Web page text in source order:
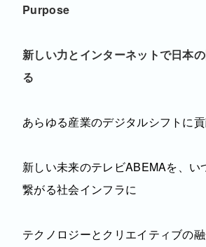
Purpose
新しい力とインターネットで日本
る
あらゆる産業のデジタルシフトに
新しい未来のテレビABEMAを、い
繋がる社会インフラに
テクノロジーとクリエイティブの